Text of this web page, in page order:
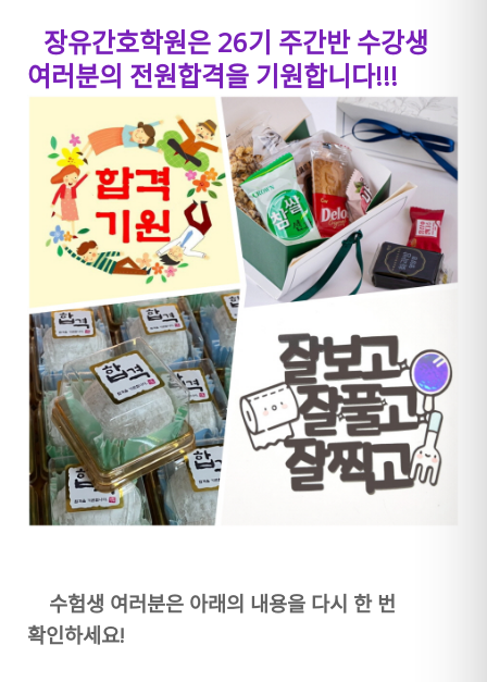
장유간호학원은 26기 주간반 수강생
여러분의 전원합격을 기원합니다!!!
수험생 여러분은 아래의 내용을 다시 한 번
확인하세요!